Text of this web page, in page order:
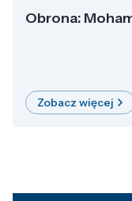
Obrona:
Zobacz więcej